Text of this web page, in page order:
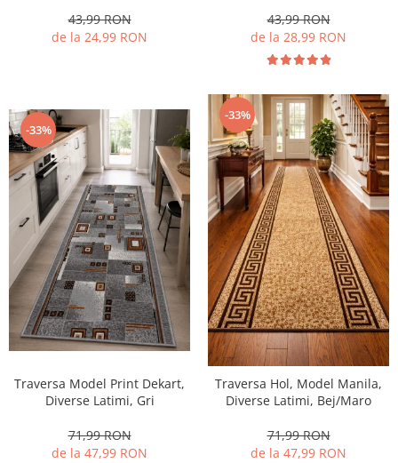
43,99 RON
de la 24,99 RON
43,99 RON
de la 28,99 RON
-33%
Traversa Model Print Dekart,
Diverse Latimi, Gri
71,99 RON
de la 47,99 RON
-33%
Traversa Hol, Model Manila,
Diverse Latimi, Bej/Maro
71,99 RON
de la 47,99 RON